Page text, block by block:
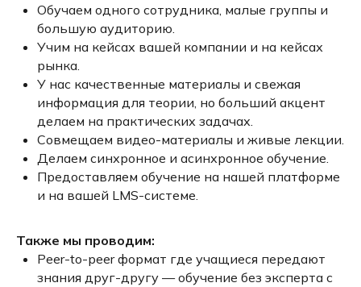
Обучаем одного сотрудника, малые группы и
большую аудиторию.
Учим на кейсах вашей компании и на кейсах
рынка.
У нас качественные материалы и свежая
информация для теории, но больший акцент
делаем на практических задачах.
Совмещаем видео-материалы и живые лекции.
Делаем синхронное и асинхронное обучение.
Предоставляем обучение на нашей платформе
и на вашей LMS-системе.
Также мы проводим:
Peer-to-peer формат где учащиеся передают
знания друг-другу — обучение без эксперта с